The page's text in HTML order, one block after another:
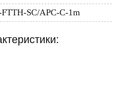
FTTH-SC/APC-C-1m